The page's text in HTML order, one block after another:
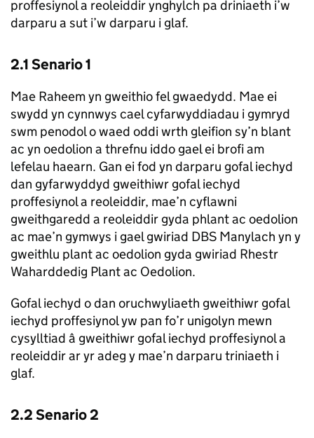
proffesiynol a reoleiddir ynghylch pa driniaeth i’w
darparu a sut i’w darparu i glaf.
2.1 Senario 1
Mae Raheem yn gweithio fel gwaedydd. Mae ei
swydd yn cynnwys cael cyfarwyddiadau i gymryd
swm penodol o waed oddi wrth gleifion sy’n blant
ac yn oedolion a threfnu iddo gael ei brofi am
lefelau haearn. Gan ei fod yn darparu gofal iechyd
dan gyfarwyddyd gweithiwr gofal iechyd
proffesiynol a reoleiddir, mae’n cyflawni
gweithgaredd a reoleiddir gyda phlant ac oedolion
ac mae’n gymwys i gael gwiriad DBS Manylach yn y
gweithlu plant ac oedolion gyda gwiriad Rhestr
Waharddedig Plant ac Oedolion.
Gofal iechyd o dan oruchwyliaeth gweithiwr gofal
iechyd proffesiynol yw pan fo’r unigolyn mewn
cysylltiad â gweithiwr gofal iechyd proffesiynol a
reoleiddir ar yr adeg y mae’n darparu triniaeth i
glaf.
2.2 Senario 2